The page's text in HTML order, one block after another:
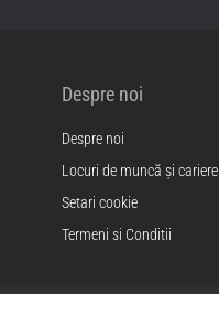
Despre noi
Despre noi
Locuri de muncă și cariere
Setari cookie
Termeni si Conditii